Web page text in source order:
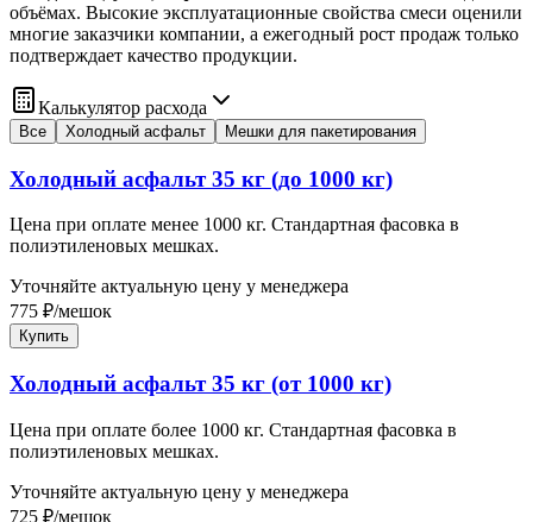
объёмах. Высокие эксплуатационные свойства смеси оценили
многие заказчики компании, а ежегодный рост продаж только
подтверждает качество продукции.
Калькулятор расхода
Все Холодный асфальт Мешки для пакетирования
Холодный асфальт 35 кг (до 1000 кг)
Цена при оплате менее 1000 кг. Стандартная фасовка в
полиэтиленовых мешках.
Уточняйте актуальную цену у менеджера
775 ₽/мешок
Купить
Холодный асфальт 35 кг (от 1000 кг)
Цена при оплате более 1000 кг. Стандартная фасовка в
полиэтиленовых мешках.
Уточняйте актуальную цену у менеджера
725 ₽/мешок